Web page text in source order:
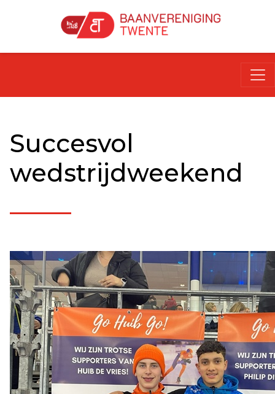
Succesvol
wedstrijdweekend